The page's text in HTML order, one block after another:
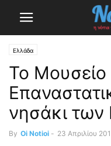
Ελλάδα
Το
νησάκι των
By Oi Notioi - 23 Απριλίου